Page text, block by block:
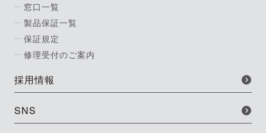
窓口一覧
製品保証一覧
保証規定
修理受付のご案内
採用情報
SNS